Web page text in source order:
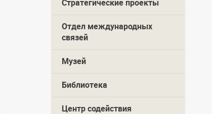
Стратегические проекты
Отдел международных
связей
Музей
Библиотека
Центр содействия